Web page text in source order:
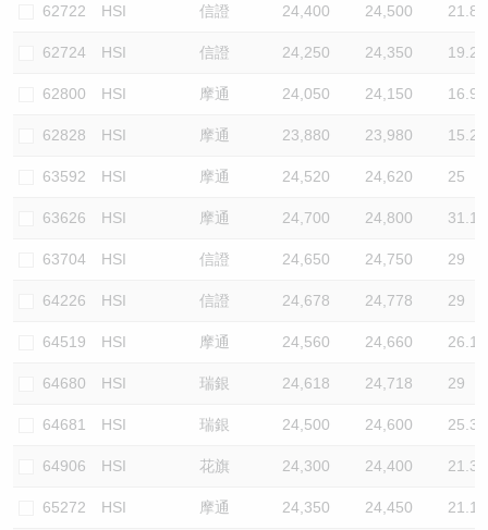
62722 HSI 信證 24,400 24,500 21.8
62724 HSI 信證 24,250 24,350 19.2
62800 HSI 摩通 24,050 24,150 16.9
62828 HSI 摩通 23,880 23,980 15.2
63592 HSI 摩通 24,520 24,620 25
63626 HSI 摩通 24,700 24,800 31.1
63704 HSI 信證 24,650 24,750 29
64226 HSI 信證 24,678 24,778 29
64519 HSI 摩通 24,560 24,660 26.1
64680 HSI 瑞銀 24,618 24,718 29
64681 HSI 瑞銀 24,500 24,600 25.3
64906 HSI 花旗 24,300 24,400 21.3
65272 HSI 摩通 24,350 24,450 21.1